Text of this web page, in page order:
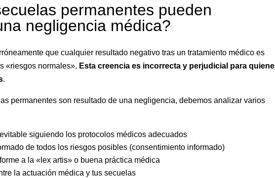
permanentes pueden
negligencia médica?
que cualquier resultado negativo tras un tratamiento médico es
«riesgos normales». Esta creencia es incorrecta y perjudicial para
.
permanentes son resultado de una negligencia, debemos analizar varios
siguiendo los protocolos médicos adecuados
de todos los riesgos posibles (consentimiento informado)
a la «lex artis» o buena práctica médica
la actuación médica y tus secuelas